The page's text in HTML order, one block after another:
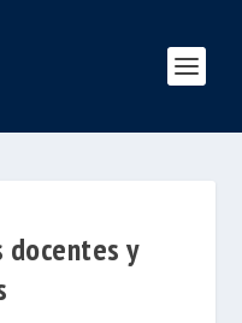
docentes y